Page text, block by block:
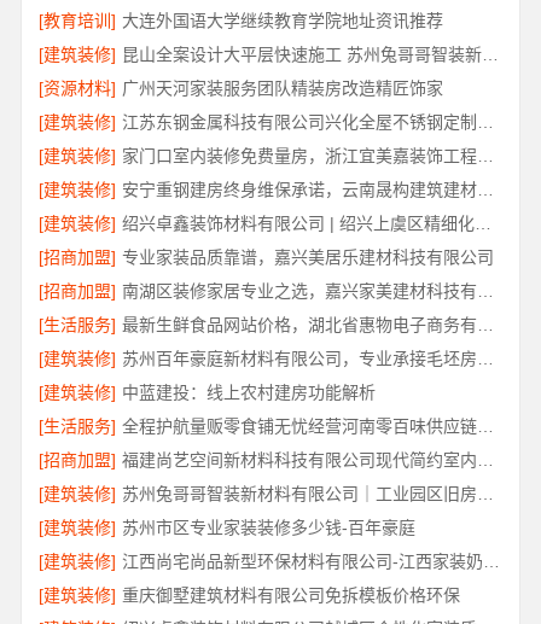
[教育培训] 大连外国语大学继续教育学院地址资讯推荐
[建筑装修]
昆山全案设计大平层快速施工 苏州兔哥哥智装新材料
[资源材料] 广州天河家装服务团队精装房改造精匠饰家
[建筑装修]
[建筑装修]
家门口室内装修免费量房，浙江宜美嘉装饰工程有限公司上门服务
[建筑装修]
安宁重钢建房终身维保承诺，云南晟构建筑建材有限公司保障
[建筑装修]
绍兴卓鑫装饰材料有限公司 | 绍兴上虞区精细化全包质量有保障
[招商加盟] 专业家装品质靠谱，嘉兴美居乐建材科技有限公司
[招商加盟]
[生活服务]
[建筑装修]
[建筑装修] 中蓝建投：线上农村建房功能解析
[生活服务]
全程护航量贩零食铺无忧经营河南零百味供应链有限公司
[招商加盟]
[建筑装修]
[建筑装修] 苏州市区专业家装装修多少钱-百年豪庭
[建筑装修]
[建筑装修] 重庆御墅建筑材料有限公司免拆模板价格环保